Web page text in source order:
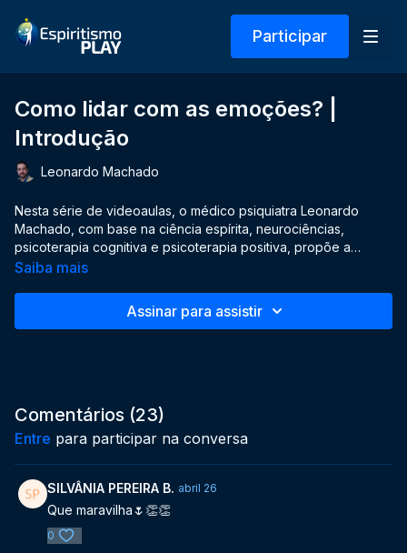
Participar
Como lidar com as emoções? |
Introdução
Leonardo Machado
Nesta série de videoaulas, o médico psiquiatra Leonardo
Machado, com base na ciência espírita, neurociências,
psicoterapia cognitiva e psicoterapia positiva, propõe a
prevenção em saúde mental, com o intuito de nos ensinar a
Saiba mais
Assinar para assistir
Comentários (23)
Entre para participar na conversa
SILVÂNIA PEREIRA B. abril 26
Que maravilha🌷👏👏
0